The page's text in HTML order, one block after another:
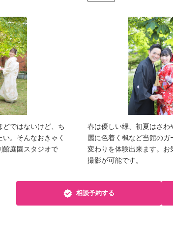
どではないけど、ち
。そんなおきゃく
館庭園スタジオで
春は優しい緑、初夏はさわ
麗に色着く楓など当館のガ
変わりを体験出来ます。お
撮影が可能です。
相談予約する